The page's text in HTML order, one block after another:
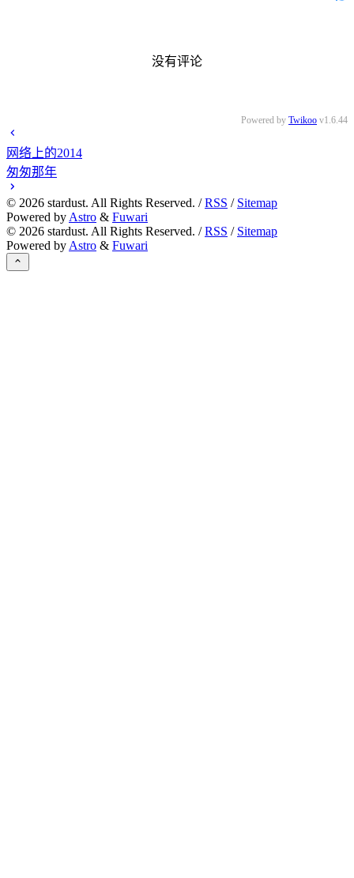
没有评论
Powered by Twikoo v1.6.44
网络上的2014
匆匆那年
© 2026 stardust. All Rights Reserved. /RSS / Sitemap
Powered by Astro & Fuwari
© 2026 stardust. All Rights Reserved. /RSS / Sitemap
Powered by Astro & Fuwari